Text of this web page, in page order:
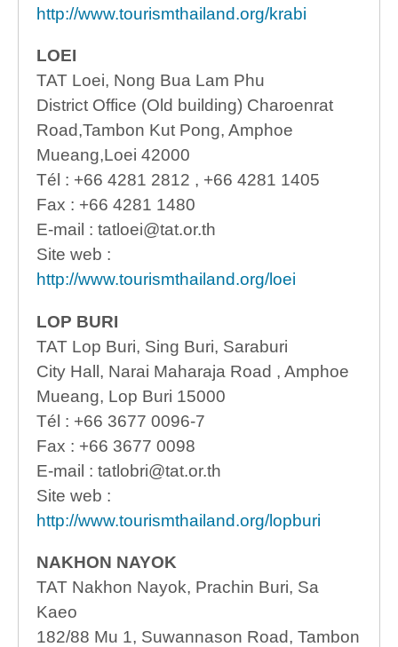
http://www.tourismthailand.org/krabi
LOEI
TAT Loei, Nong Bua Lam Phu
District Office (Old building) Charoenrat
Road,Tambon Kut Pong, Amphoe
Mueang,Loei 42000
Tél : +66 4281 2812 , +66 4281 1405
Fax : +66 4281 1480
E-mail : tatloei@tat.or.th
Site web :
http://www.tourismthailand.org/loei
LOP BURI
TAT Lop Buri, Sing Buri, Saraburi
City Hall, Narai Maharaja Road , Amphoe
Mueang, Lop Buri 15000
Tél : +66 3677 0096-7
Fax : +66 3677 0098
E-mail : tatlobri@tat.or.th
Site web :
http://www.tourismthailand.org/lopburi
NAKHON NAYOK
TAT Nakhon Nayok, Prachin Buri, Sa
Kaeo
182/88 Mu 1, Suwannason Road, Tambon